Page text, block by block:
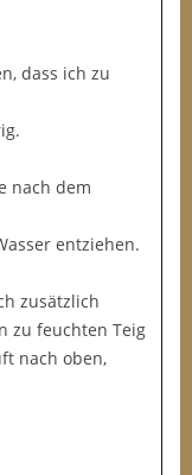
dass ich zu
nach dem
entziehen.
zusätzlich
zu feuchten Teig
nach oben,